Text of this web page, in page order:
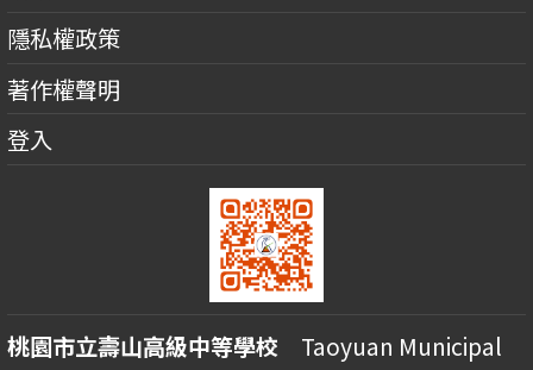
隱私權政策
著作權聲明
登入
桃園市立壽山高級中等學校 Taoyuan Municipal